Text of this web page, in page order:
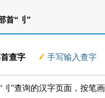
首“刂”
查字 手写输入查字
”查询的汉字页面，按笔